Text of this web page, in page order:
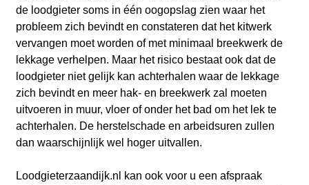
de loodgieter soms in één oogopslag zien waar het
probleem zich bevindt en constateren dat het kitwerk
vervangen moet worden of met minimaal breekwerk de
lekkage verhelpen. Maar het risico bestaat ook dat de
loodgieter niet gelijk kan achterhalen waar de lekkage
zich bevindt en meer hak- en breekwerk zal moeten
uitvoeren in muur, vloer of onder het bad om het lek te
achterhalen. De herstelschade en arbeidsuren zullen
dan waarschijnlijk wel hoger uitvallen.
Loodgieterzaandijk.nl kan ook voor u een afspraak